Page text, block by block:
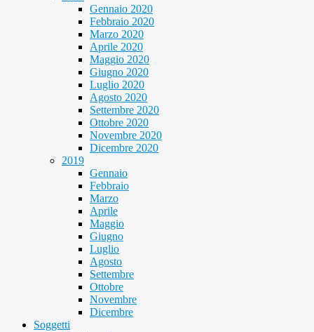
Gennaio 2020
Febbraio 2020
Marzo 2020
Aprile 2020
Maggio 2020
Giugno 2020
Luglio 2020
Agosto 2020
Settembre 2020
Ottobre 2020
Novembre 2020
Dicembre 2020
2019
Gennaio
Febbraio
Marzo
Aprile
Maggio
Giugno
Luglio
Agosto
Settembre
Ottobre
Novembre
Dicembre
Soggetti